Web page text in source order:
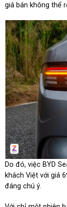
giá bán không thể
Do đó, việc BYD
khách Việt với giá
đáng chú ý.